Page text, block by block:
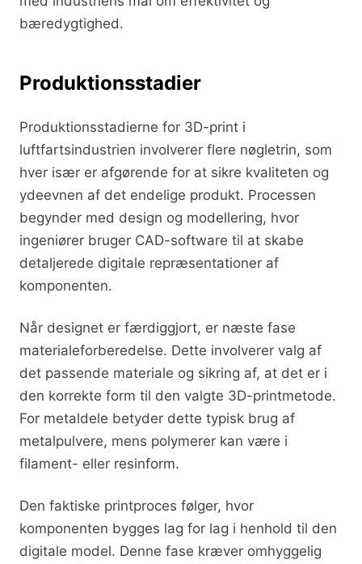
bæredygtighed.
Produktionsstadier
Produktionsstadierne for 3D-print i
luftfartsindustrien involverer flere nøgletrin, som
hver især er afgørende for at sikre kvaliteten og
ydeevnen af det endelige produkt. Processen
begynder med design og modellering, hvor
ingeniører bruger CAD-software til at skabe
detaljerede digitale repræsentationer af
komponenten.
Når designet er færdiggjort, er næste fase
materialeforberedelse. Dette involverer valg af
det passende materiale og sikring af, at det er i
den korrekte form til den valgte 3D-printmetode.
For metaldele betyder dette typisk brug af
metalpulvere, mens polymerer kan være i
filament- eller resinform.
Den faktiske printproces følger, hvor
komponenten bygges lag for lag i henhold til den
digitale model. Denne fase kræver omhyggelig